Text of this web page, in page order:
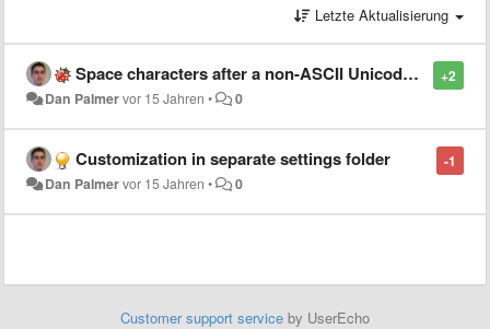
Letzte Aktualisierung
+2
Space characters after a non-ASCII Unicode character do not display.
Dan Palmervor 15 Jahren • 0
-1
Customization in separate settings folder
Dan Palmervor 15 Jahren • 0
Customer support service by UserEcho